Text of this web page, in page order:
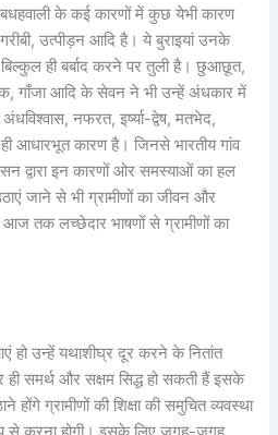
व बधहवाली के कई कारणों में कुछ येभी कारण
उत्पीड़न आदि है। ये बुराइयां उनके
ही बर्बाद करने पर तुली है। छुआछूत,
गाँजा आदि के सेवन ने भी उन्हें अंधकार में
नफरत, इर्ष्या-द्वेष, मतभेद,
आधारभूत कारण है। जिनसे भारतीय गांव
द्वारा इन कारणों ओर समस्याओं का हल
जाने से भी ग्रामीणों का जीवन और
तक लच्छेदार भाषणों से ग्रामीणों का
हो उन्हें यथाशीघ्र दूर करने के नितांत
समर्थ और सक्षम सिद्ध हो सकती हैं इसके
ग्रामीणों की शिक्षा की समुचित व्यवस्था